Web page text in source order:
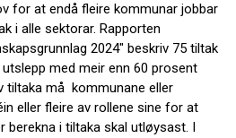
for at endå fleire kommunar jobbar
i alle sektorar. Rapporten
2024" beskriv 75 tiltak
med meir enn 60 prosent
tiltaka må kommunane eller
eller fleire av rollene sine for at
berekna i tiltaka skal utløysast. I